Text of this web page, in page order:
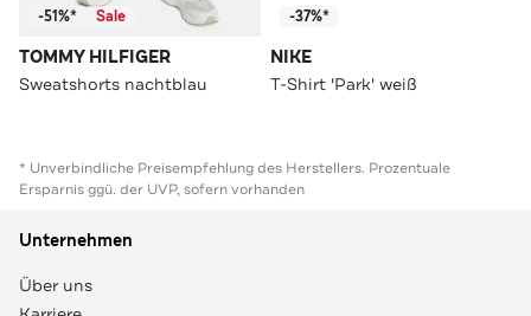
-51%* Sale
TOMMY HILFIGER
Sweatshorts nachtblau
-37%*
NIKE
T-Shirt 'Park' weiß
* Unverbindliche Preisempfehlung des Herstellers. Prozentuale
Ersparnis ggü. der UVP, sofern vorhanden
Unternehmen
Über uns